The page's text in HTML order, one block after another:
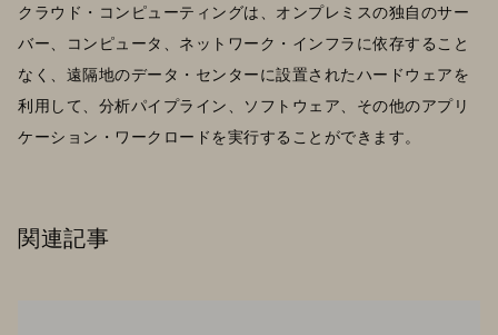
クラウド・コンピューティングは、オンプレミスの独自のサー
バー、コンピュータ、ネットワーク・インフラに依存すること
なく、遠隔地のデータ・センターに設置されたハードウェアを
利用して、分析パイプライン、ソフトウェア、その他のアプリ
ケーション・ワークロードを実行することができます。
関連記事